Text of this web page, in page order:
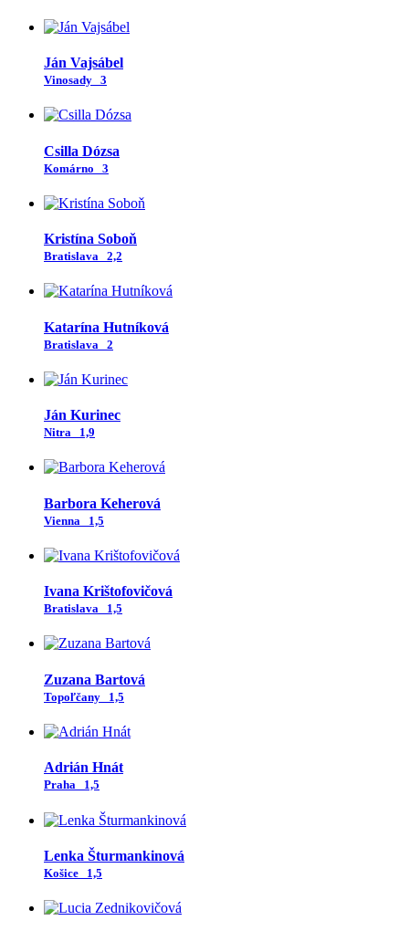
Ján Vajsábel
Vinosady 3
Csilla Dózsa
Komárno 3
Kristína Soboň
Bratislava 2,2
Katarína Hutníková
Bratislava 2
Ján Kurinec
Nitra 1,9
Barbora Keherová
Vienna 1,5
Ivana Krištofovičová
Bratislava 1,5
Zuzana Bartová
Topoľčany 1,5
Adrián Hnát
Praha 1,5
Lenka Šturmankinová
Košice 1,5